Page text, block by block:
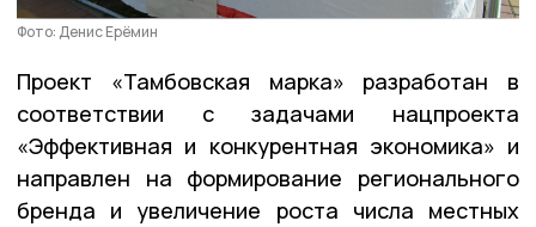
Фото: Денис Ерёмин
Проект «Тамбовская марка» разработан в
соответствии с задачами нацпроекта
«Эффективная и конкурентная экономика» и
направлен на формирование регионального
бренда и увеличение роста числа местных